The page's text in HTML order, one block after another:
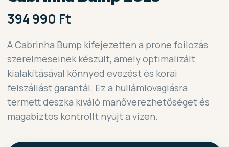
394 990 Ft
A Cabrinha Bump kifejezetten a prone foilozás
szerelmeseinek készült, amely optimalizált
kialakításával könnyed evezést és korai
felszállást garantál. Ez a hullámlovaglásra
termett deszka kiváló manőverezhetőséget és
magabiztos kontrollt nyújt a vízen.